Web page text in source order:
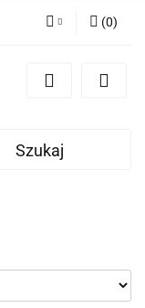
Zaloguj się
cookies
(0)
Szukaj